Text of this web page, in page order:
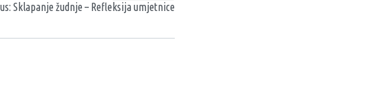
Sklapanje žudnje – Refleksija umjetnice